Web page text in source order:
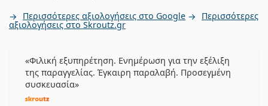
Περισσότερες αξιολογήσεις στο Google Περισσότερες
αξιολογήσεις στο Skroutz.gr
Φιλική εξυπηρέτηση. Ενημέρωση για την εξέλιξη
της παραγγελίας. Έγκαιρη παραλαβή. Προσεγμένη
συσκευασία